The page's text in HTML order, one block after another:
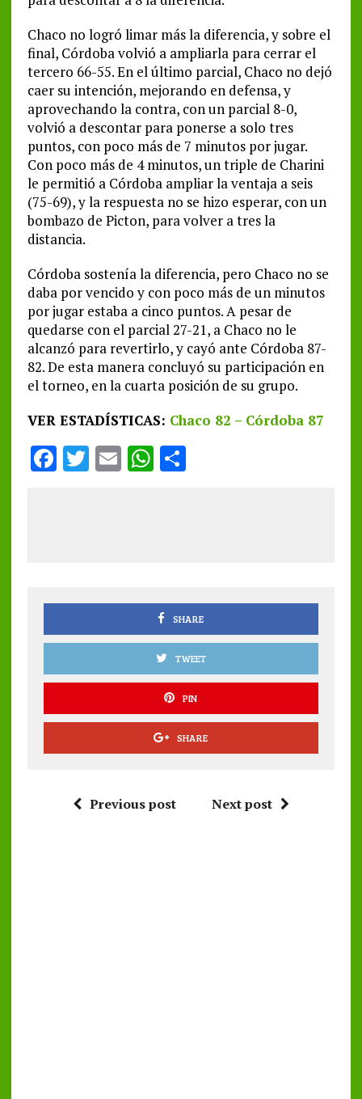
Chaco no logró limar más la diferencia, y sobre el
final, Córdoba volvió a ampliarla para cerrar el
tercero 66-55. En el último parcial, Chaco no dejó
caer su intención, mejorando en defensa, y
aprovechando la contra, con un parcial 8-0,
volvió a descontar para ponerse a solo tres
puntos, con poco más de 7 minutos por jugar.
Con poco más de 4 minutos, un triple de Charini
le permitió a Córdoba ampliar la ventaja a seis
(75-69), y la respuesta no se hizo esperar, con un
bombazo de Picton, para volver a tres la
distancia.
Córdoba sostenía la diferencia, pero Chaco no se
daba por vencido y con poco más de un minutos
por jugar estaba a cinco puntos. A pesar de
quedarse con el parcial 27-21, a Chaco no le
alcanzó para revertirlo, y cayó ante Córdoba 87-
82. De esta manera concluyó su participación en
el torneo, en la cuarta posición de su grupo.
VER ESTADÍSTICAS: Chaco 82 – Córdoba 87
F
k
T E W
p
S
SHARE
TWEET
PIN
SHARE
Previous post Next post